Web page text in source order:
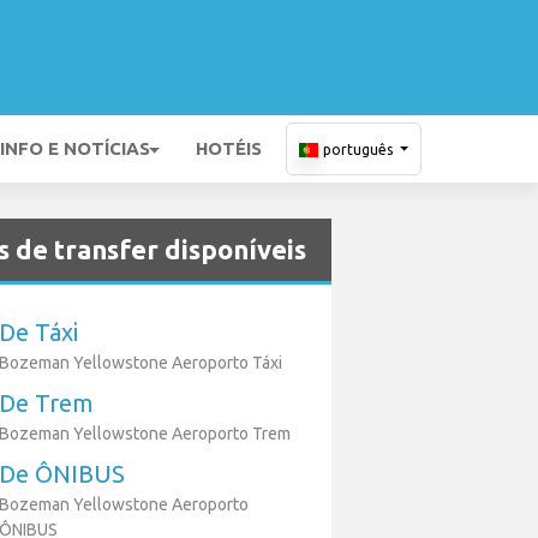
INFO E NOTÍCIAS HOTÉIS português
de transfer disponíveis
De Táxi
Bozeman Yellowstone Aeroporto Táxi
De Trem
Bozeman Yellowstone Aeroporto Trem
De ÔNIBUS
Bozeman Yellowstone Aeroporto
ÔNIBUS